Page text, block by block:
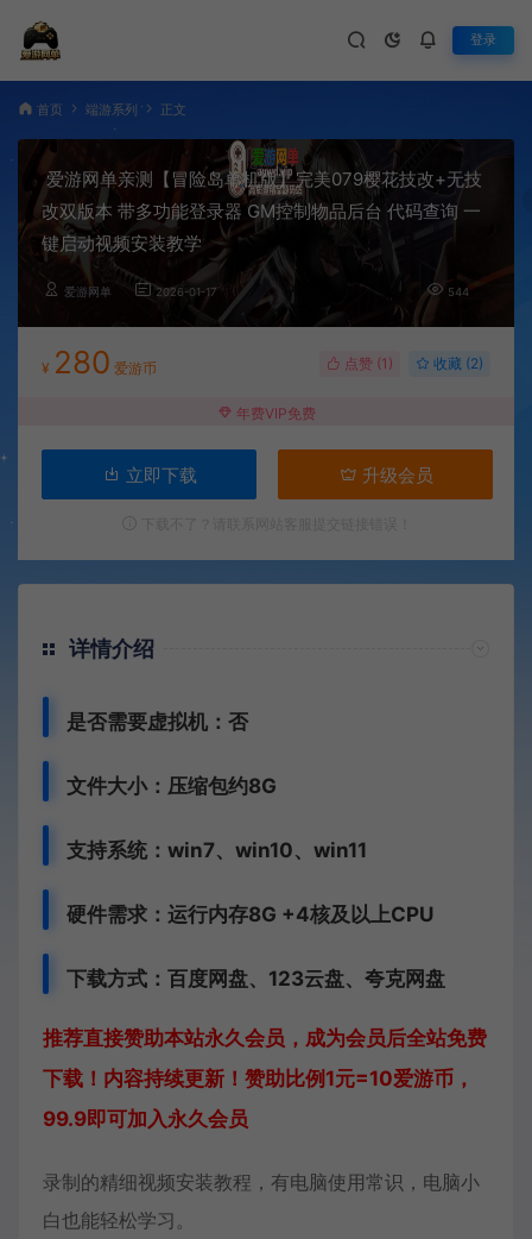
登录
首页 端游系列 正文
爱游网单亲测【冒险岛单机版】完美079樱花技改+无技
改双版本 带多功能登录器 GM控制物品后台 代码查询 一
键启动视频安装教学
爱游网单 2026-01-17 544
¥ 280 爱游币 点赞 (1 ) 收藏 (2)
年费VIP免费
立即下载 升级会员
详情介绍
是否需要虚拟机：否
文件大小：压缩包约8G
支持系统：win7、win10、win11
硬件需求：运行内存8G +4核及以上CPU
下载方式： 百度网盘、 123云盘、夸克网盘
推荐直接赞助本站永久会员，成为会员后全站免费
下载！内容持续更新！赞助比例1元=10爱游币，
99.9即可加入永久会员
录制的精细视频安装教程，有电脑使用常识，电脑小
白也能轻松学习。